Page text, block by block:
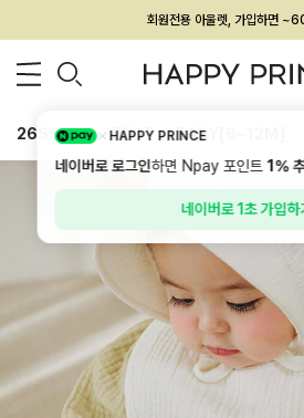
멤버십 최대 28,000원
26SS 신상 BEST BABY[6~12M]
HAPPY PRINCE
네이버로 로그인하면 Npay 포인트1%
네이버로 1초 가입하